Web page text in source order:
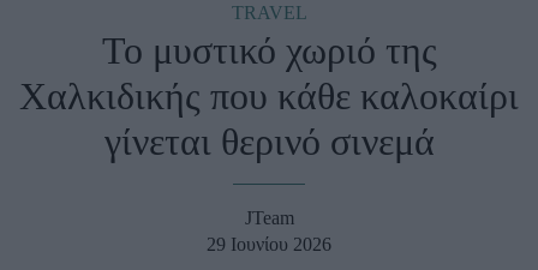
Fashion
Shopping
Styling Tips
Fashion News
TRAVEL
Το μυστικό χωριό της
Χαλκιδικής που κάθε καλοκαίρι
γίνεται θερινό σινεμά
JTeam
29 Ιουνίου 2026